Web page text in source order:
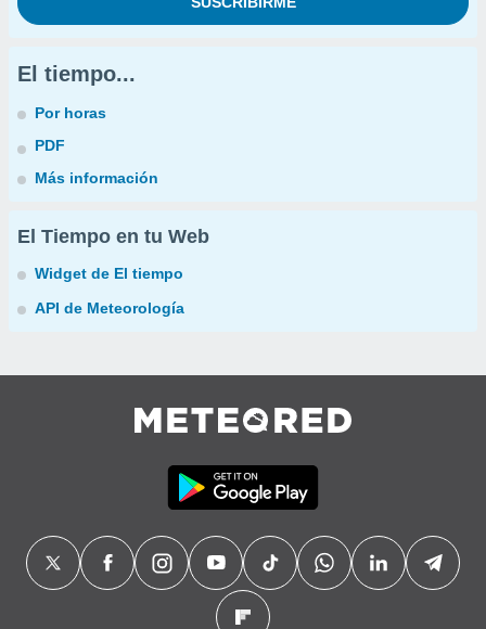
El tiempo...
Por horas
PDF
Más información
El Tiempo en tu Web
Widget de El tiempo
API de Meteorología